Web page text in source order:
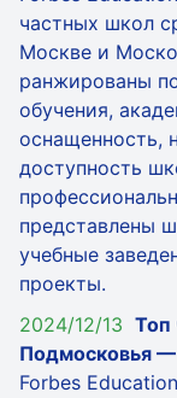
частных школ
Москве и
ранжированы
обучения,
оснащенность,
доступность
представлены
учебные
проекты.
2024/12/13 Топ
Подмосковья
Forbes